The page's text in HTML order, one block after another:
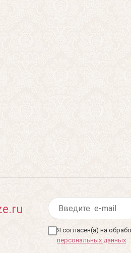
Я согласен(а) на
персональных данных